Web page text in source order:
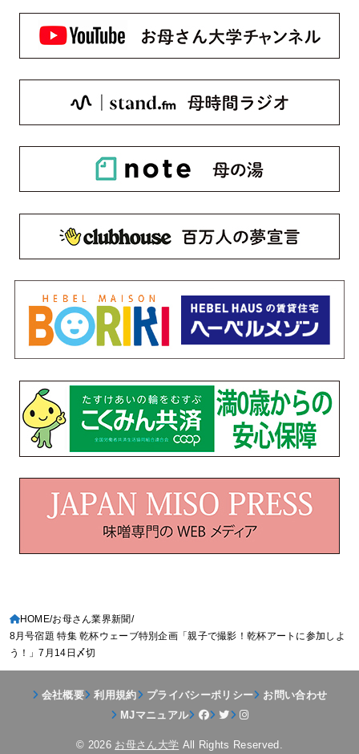
HOME お母さん業界新聞
8月号宿題 特集 乾杯ウェーブ特別企画「親子で撮影！乾杯アートに参加しよ
う！」7月14日〆切
会社概要 利用規約 プライバシーポリシー
お問い合わせ
MJマニュアル
© 2026 お母さん大学 All Rights Reserved.